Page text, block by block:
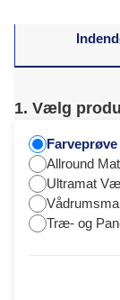
1. Vælg
Farveprøve
Allround
Ultramat
Træ- og